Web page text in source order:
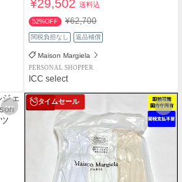
¥29,502送料込
52%OFF ¥62,700
関税負担なし 返品補償
Maison Margiela
PERSONAL SHOPPER
ICC select
タイムセール